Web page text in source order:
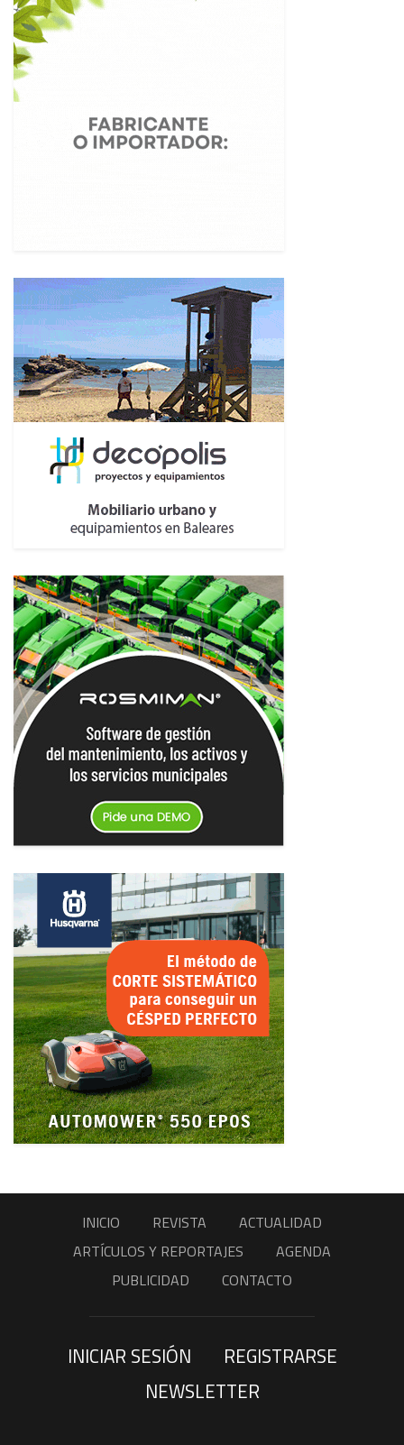
INICIO REVISTA
ACTUALIDAD
ARTÍCULOS Y REPORTAJES
AGENDA
PUBLICIDAD
CONTACTO
INICIAR SESIÓN
REGISTRARSE
NEWSLETTER